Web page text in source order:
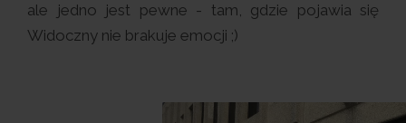
ale jedno jest pewne - tam, gdzie pojawia się
Widoczny nie brakuje emocji ;)